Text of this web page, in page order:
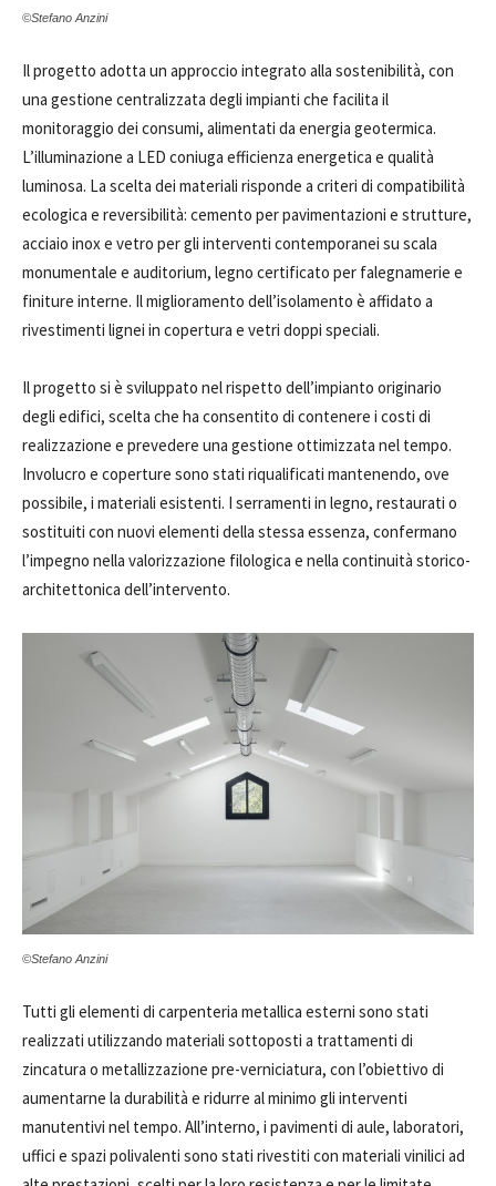
©Stefano Anzini
Il progetto adotta un approccio integrato alla sostenibilità, con
una gestione centralizzata degli impianti che facilita il
monitoraggio dei consumi, alimentati da energia geotermica.
L’illuminazione a LED coniuga efficienza energetica e qualità
luminosa. La scelta dei materiali risponde a criteri di compatibilità
ecologica e reversibilità: cemento per pavimentazioni e strutture,
acciaio inox e vetro per gli interventi contemporanei su scala
monumentale e auditorium, legno certificato per falegnamerie e
finiture interne. Il miglioramento dell’isolamento è affidato a
rivestimenti lignei in copertura e vetri doppi speciali.
Il progetto si è sviluppato nel rispetto dell’impianto originario
degli edifici, scelta che ha consentito di contenere i costi di
realizzazione e prevedere una gestione ottimizzata nel tempo.
Involucro e coperture sono stati riqualificati mantenendo, ove
possibile, i materiali esistenti. I serramenti in legno, restaurati o
sostituiti con nuovi elementi della stessa essenza, confermano
l’impegno nella valorizzazione filologica e nella continuità storico-
architettonica dell’intervento.
©Stefano Anzini
Tutti gli elementi di carpenteria metallica esterni sono stati
realizzati utilizzando materiali sottoposti a trattamenti di
zincatura o metallizzazione pre-verniciatura, con l’obiettivo di
aumentarne la durabilità e ridurre al minimo gli interventi
manutentivi nel tempo. All’interno, i pavimenti di aule, laboratori,
uffici e spazi polivalenti sono stati rivestiti con materiali vinilici ad